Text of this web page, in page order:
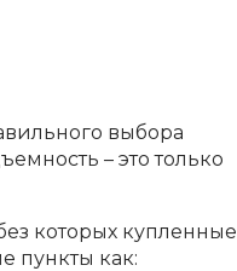
выбора
– это только
которых купленные
пункты как: